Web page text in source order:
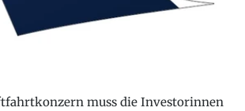
muss die Investorinnen